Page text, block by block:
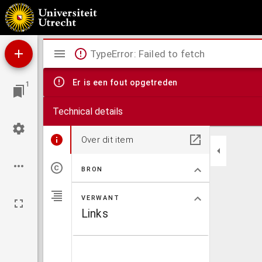
Beschrijvinge van vlakke sonnewijsers, of nieuwe en korte manier om op vlakke
vermeerdert
1
Mirador
viewer
TypeError: Failed to fetch
Er is een fout opgetreden
Technical details
Over dit item
BRON
VERWANT
Links